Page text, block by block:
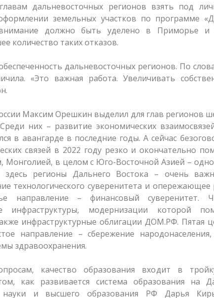
дальневосточных регионов взять под
земельных участков по программе
внимание должно быть уделено в Приморье и
количество таких отказов.
дальневосточных регионов. По
«Это важная работа. Увеличивать
Максим Орешкин выделил для глав регионов
них – развитие экономических
в авангарде в последние годы. А сейчас
связей в 2022 году резко и окончательно
Монголией, в целом с Юго-Восточной Азией –
здесь регионы Дальнего Востока – очень
технологического суверенитета и
направление – финансовый суверенитет.
инфраструктуры, модернизации которой
инфраструктурные облигации ДОМ.РФ. Пятая
направление – сбережение
здравоохранения.
качество образования входит в
как развивается система образования на
науки и высшего образования РФ Дарья